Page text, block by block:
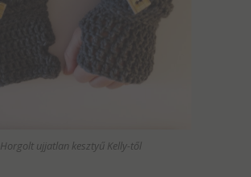
Horgolt ujjatlan kesztyű Kelly-től